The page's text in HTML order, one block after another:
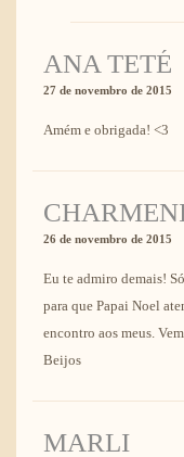
ANA TETÉ
27 de novembro de 2015
Amém e obrigada! <3
26 de novembro de 2015
Eu te admiro demais!
para que Papai Noel
encontro aos meus.
Beijos
MARLI